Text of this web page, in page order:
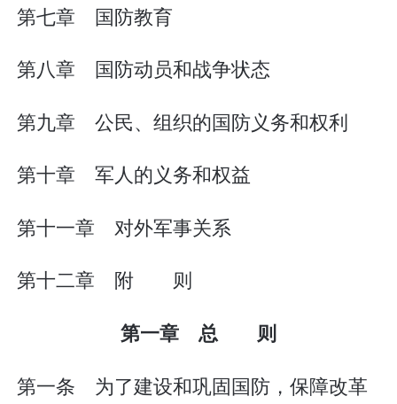
第七章 国防教育
第八章 国防动员和战争状态
第九章 公民、组织的国防义务和权利
第十章 军人的义务和权益
第十一章 对外军事关系
第十二章 附 则
第一章 总 则
第一条 为了建设和巩固国防，保障改革